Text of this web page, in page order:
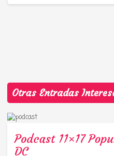
Otras Entradas
Podcast 11×17
DC